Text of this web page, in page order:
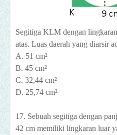
Segitiga KLM dengan
atas. Luas daerah yang diarsir
A. 51 cm²
B. 45 cm²
C. 32,44 cm²
D. 25,74 cm²
17. Sebuah segitiga dengan
42 cm memiliki lingkaran luar